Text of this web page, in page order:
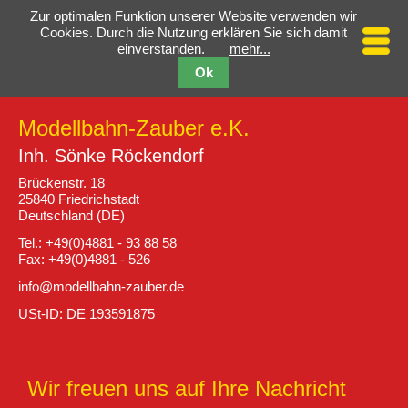
Modellbahn-Zauber e.K.
Inh. Sönke Röckendorf
Brückenstr. 18
25840 Friedrichstadt
Deutschland (DE)
Tel.: +49(0)4881 - 93 88 58
Fax: +49(0)4881 - 526
info@modellbahn-zauber.de
USt-ID: DE 193591875
Wir freuen uns auf Ihre Nachricht
Zur optimalen Funktion unserer Website verwenden wir
Cookies. Durch die Nutzung erklären Sie sich damit
einverstanden.
mehr...
Ok